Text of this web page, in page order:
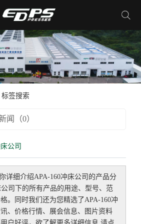
标签搜索
闻（0）
公司
详细介绍APA-160冲床公司 的产品分
司
下的所有产品的用途、型号、范
。同时我们还为您精选了APA-160冲
、价格行情、展会信息、图片资料